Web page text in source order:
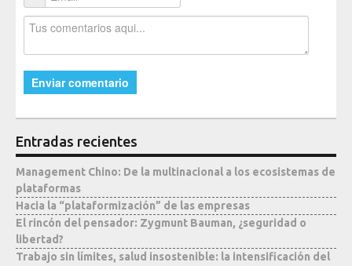
Entradas recientes
Management Chino: De la multinacional a los ecosistemas de
plataformas
Hacia la “plataformización” de las empresas
El rincón del pensador: Zygmunt Bauman, ¿seguridad o
libertad?
Trabajo sin límites, salud insostenible: la intensificación del